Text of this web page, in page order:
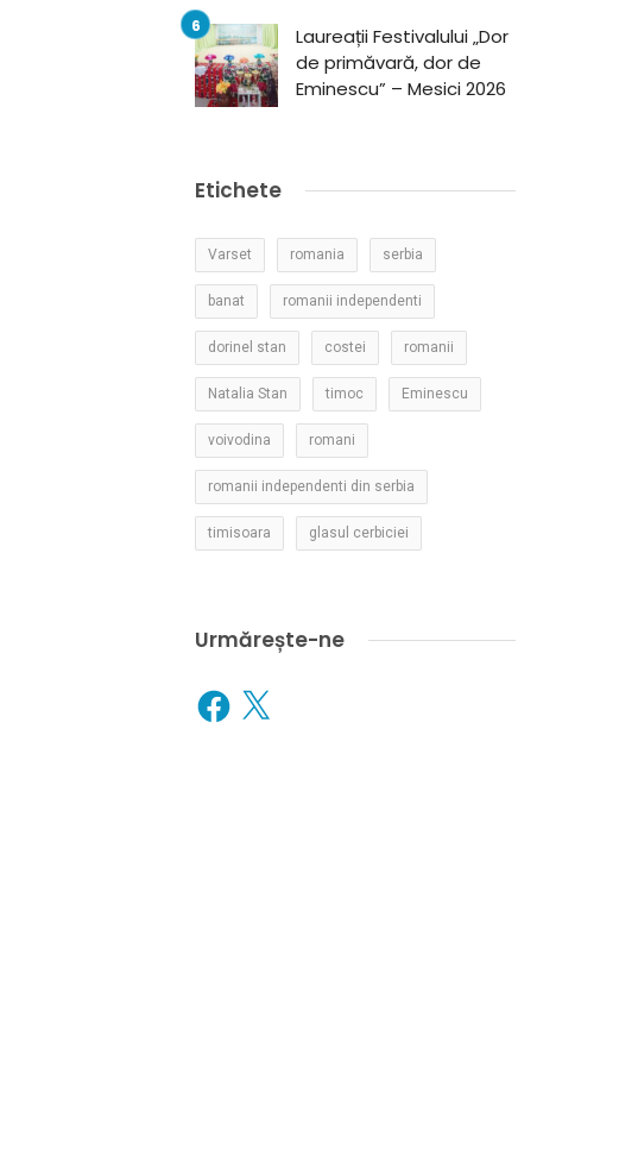
Laureații Festivalului „Dor
de primăvară, dor de
Eminescu” – Mesici 2026
Etichete
Varset romania serbia
banat romanii independenti
dorinel stan costei romanii
Natalia Stan timoc Eminescu
voivodina romani
romanii independenti din serbia
timisoara glasul cerbiciei
Urmărește-ne
Facebook
X